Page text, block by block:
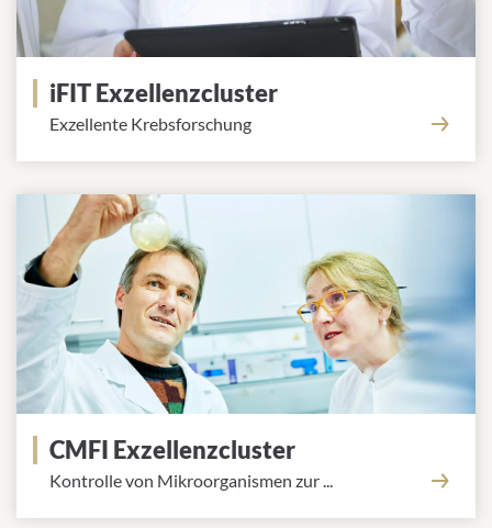
iFIT Exzellenzcluster
Exzellente Krebsforschung
CMFI Exzellenzcluster
Kontrolle von Mikroorganismen zur ...
Bekämpfung von Infektionen